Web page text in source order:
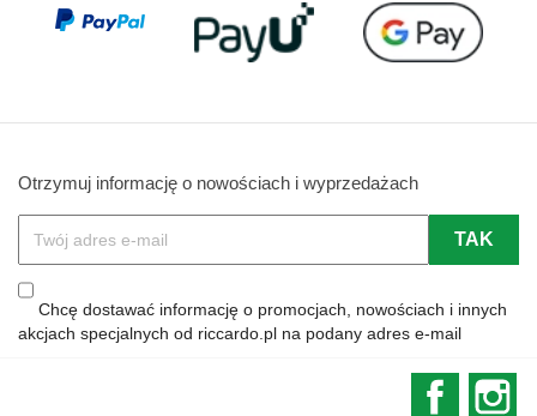
Otrzymuj informację o nowościach i wyprzedażach
Chcę dostawać informację o promocjach, nowościach i innych
akcjach specjalnych od riccardo.pl na podany adres e-mail